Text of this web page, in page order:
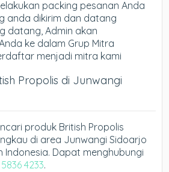
packing pesanan Anda
anda dikirim dan datang
datang, Admin akan
ke dalam Grup Mitra
menjadi mitra kami
Propolis di Junwangi
produk British Propolis
di area Junwangi Sidoarjo
Indonesia. Dapat menghubungi
4233.